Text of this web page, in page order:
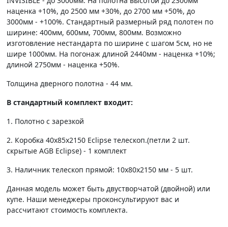
наценка +10%, до 2500 мм +30%, до 2700 мм +50%, до
3000мм - +100%. Стандартный размерный ряд полотен по
ширине: 400мм, 600мм, 700мм, 800мм. Возможно
изготовление нестандарта по ширине с шагом 5см, но не
шире 1000мм. На погонаж длиной 2440мм - наценка +10%;
длиной 2750мм - наценка +50%.
Толщина дверного полотна - 44 мм.
В стандартный комплект входит:
1. Полотно c зарезкой
2. Коробка 40х85х2150 Eclipse телескоп.(петли 2 шт.
скрытые AGB Eclipse) - 1 комплект
3. Наличник телескоп прямой: 10х80х2150 мм - 5 шт.
Данная модель может быть двустворчатой (двойной) или
купе. Наши менеджеры проконсультируют вас и
рассчитают стоимость комплекта.